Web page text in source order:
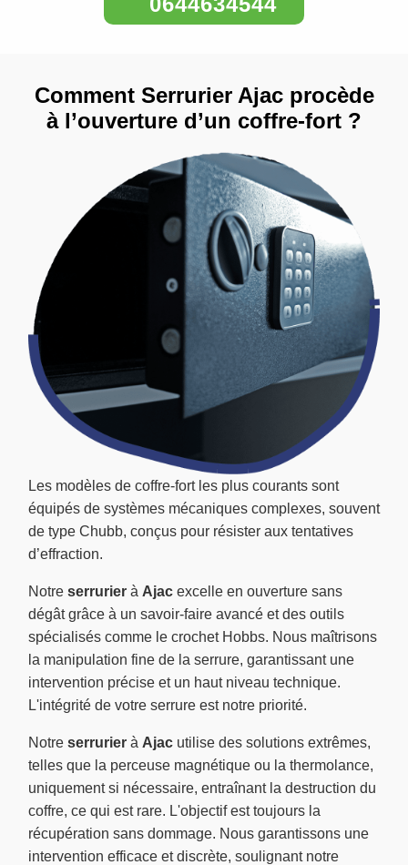
Les modèles de coffre-fort les plus courants sont
équipés de systèmes mécaniques complexes, souvent
de type Chubb, conçus pour résister aux tentatives
d’effraction.
Notre serrurier à Ajac excelle en ouverture sans
dégât grâce à un savoir-faire avancé et des outils
spécialisés comme le crochet Hobbs. Nous maîtrisons
la manipulation fine de la serrure, garantissant une
intervention précise et un haut niveau technique.
L'intégrité de votre serrure est notre priorité.
Notre serrurier à Ajac utilise des solutions extrêmes,
telles que la perceuse magnétique ou la thermolance,
uniquement si nécessaire, entraînant la destruction du
coffre, ce qui est rare. L'objectif est toujours la
récupération sans dommage. Nous garantissons une
intervention efficace et discrète, soulignant notre
Comment Serrurier Ajac procède
à l’ouverture d’un coffre-fort ?